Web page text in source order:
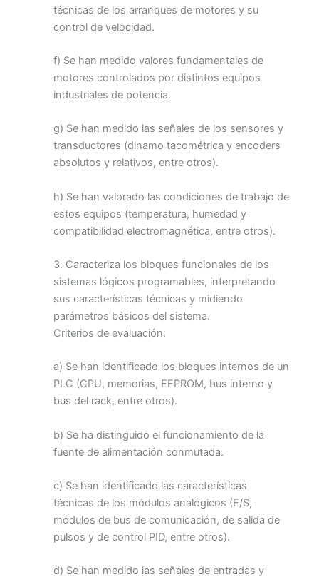
técnicas de los arranques de motores y su
control de velocidad.
f) Se han medido valores fundamentales de
motores controlados por distintos equipos
industriales de potencia.
g) Se han medido las señales de los sensores y
transductores (dinamo tacométrica y encoders
absolutos y relativos, entre otros).
h) Se han valorado las condiciones de trabajo de
estos equipos (temperatura, humedad y
compatibilidad electromagnética, entre otros).
3. Caracteriza los bloques funcionales de los
sistemas lógicos programables, interpretando
sus características técnicas y midiendo
parámetros básicos del sistema.
Criterios de evaluación:
a) Se han identificado los bloques internos de un
PLC (CPU, memorias, EEPROM, bus interno y
bus del rack, entre otros).
b) Se ha distinguido el funcionamiento de la
fuente de alimentación conmutada.
c) Se han identificado las características
técnicas de los módulos analógicos (E/S,
módulos de bus de comunicación, de salida de
pulsos y de control PID, entre otros).
d) Se han medido las señales de entradas y